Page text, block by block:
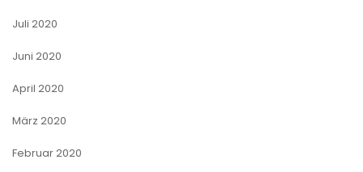
Juli 2020
Juni 2020
April 2020
März 2020
Februar 2020